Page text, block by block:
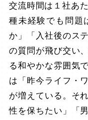
交流時間は１社あ
種未経験でも問題
か」「入社後のス
の質問が飛び交い
る和やかな雰囲気
は「昨今ライフ・
が増えている。そ
性を保ちたい」「